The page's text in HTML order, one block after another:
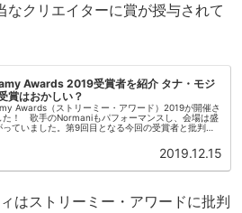
なクリエイターに賞が授与されて
Awards 2019受賞者を紹介 タナ・モジ
賞はおかしい？
Awards（ストリーミー・アワード）2019が開催さ
た！ 歌手のNormaniもパフォーマンスし、会場は盛
っていました。第9回目となる今回の受賞者と批判の
2019.12.15
はストリーミー・アワードに批判